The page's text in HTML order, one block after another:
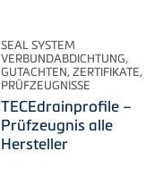
SEAL SYSTEM
VERBUNDABDICHTUNG,
GUTACHTEN, ZERTIFIKATE,
PRÜFZEUGNISSE
TECEdrainprofile –
Prüfzeugnis alle
Hersteller